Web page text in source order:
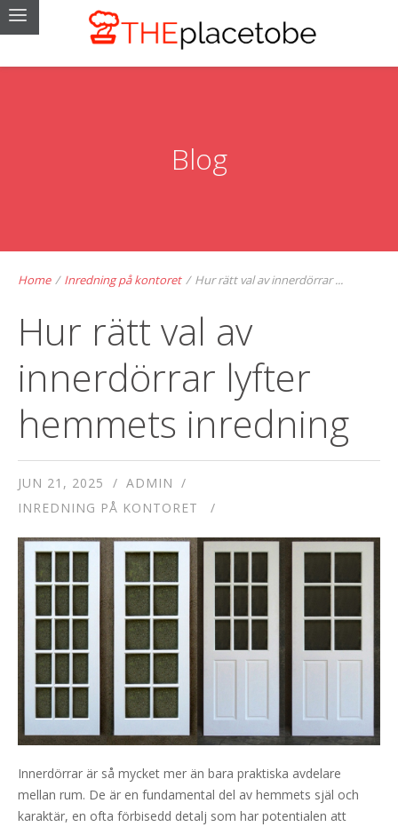
Blog
Home / Inredning på kontoret / Hur rätt val av innerdörrar ...
Hur rätt val av
innerdörrar lyfter
hemmets inredning
JUN 21, 2025
ADMIN
INREDNING PÅ KONTORET
Innerdörrar är så mycket mer än bara praktiska avdelare
mellan rum. De är en fundamental del av hemmets själ och
karaktär, en ofta förbisedd detalj som har potentialen att